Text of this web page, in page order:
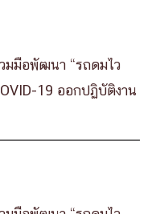
มมือพัฒนา “รถดมไว
19 ออกปฏิบัติงาน